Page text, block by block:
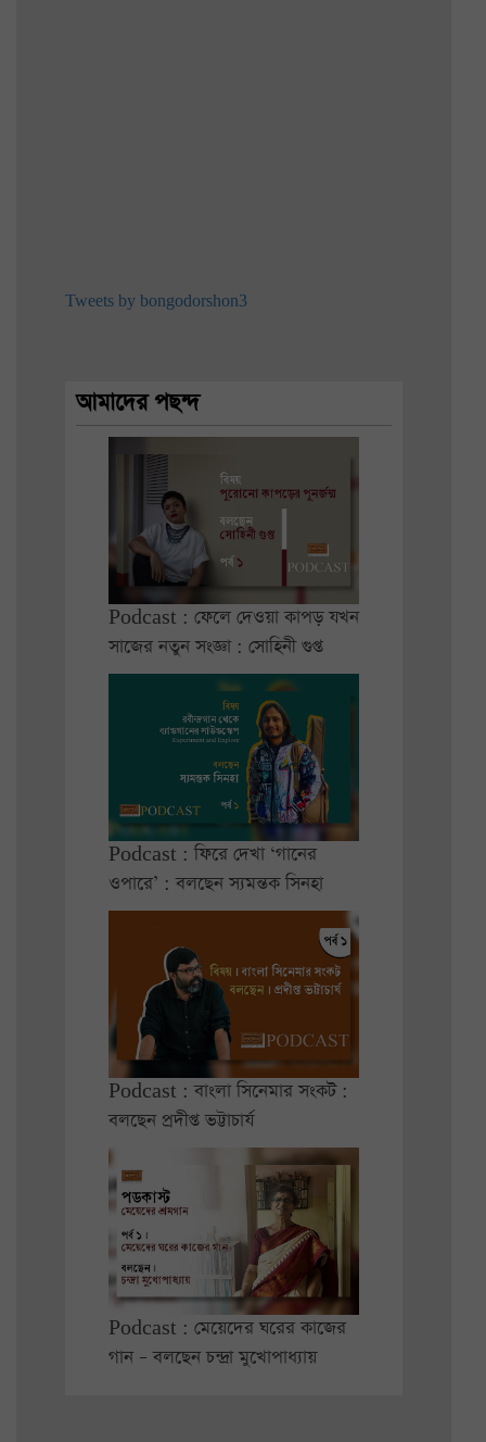
Tweets by bongodorshon3
আমাদের পছন্দ
Podcast : ফেলে দেওয়া কাপড় যখন
সাজের নতুন সংজ্ঞা : সোহিনী গুপ্ত
Podcast : ফিরে দেখা ‘গানের
ওপারে’ : বলছেন স্যমন্তক সিনহা
Podcast : বাংলা সিনেমার সংকট :
বলছেন প্রদীপ্ত ভট্টাচার্য
Podcast : মেয়েদের ঘরের কাজের
গান – বলছেন চন্দ্রা মুখোপাধ্যায়